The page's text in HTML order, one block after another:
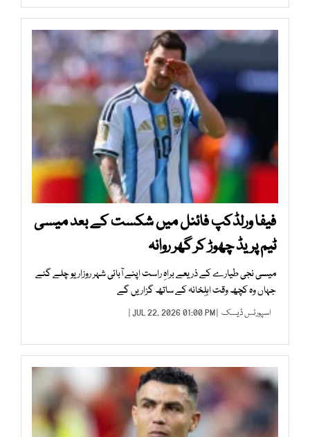
فیفا ورلڈکپ فائنل میں شکست کے بعد میسی
ٹیم پریڈ چھوڑ کر گھر روانہ
میسی نجی طیارے کے ذریعے براہِ راست اپنے آبائی شہر روزاریو چلے گئے
جہاں وہ کچھ وقت اہلِخانہ کے ساتھ گزاریں گے
اسپورٹس ڈیسک | JUL 22, 2026 01:00 PM |